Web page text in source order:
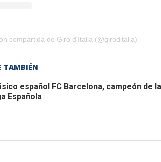
compartida de Giro d'Italia (@giroditalia)
TAMBIÉN
español FC Barcelona, campeón de la
Española